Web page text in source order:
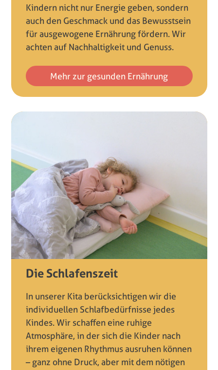
Kindern nicht nur Energie geben, sondern
auch den Geschmack und das Bewusstsein
für ausgewogene Ernährung fördern. Wir
achten auf Nachhaltigkeit und Genuss.
Mehr zur gesunden Ernährung
Die Schlafenszeit
In unserer Kita berücksichtigen wir die
individuellen Schlafbedürfnisse jedes
Kindes. Wir schaffen eine ruhige
Atmosphäre, in der sich die Kinder nach
ihrem eigenen Rhythmus ausruhen können
– ganz ohne Druck, aber mit dem nötigen